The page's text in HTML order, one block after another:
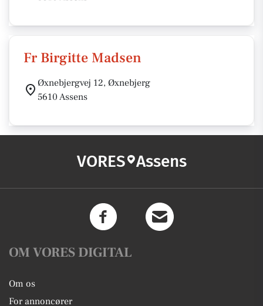
Fr Birgitte Madsen
Øxnebjergvej 12, Øxnebjerg
5610 Assens
VORES Assens
OM VORES DIGITAL
Om os
For annoncører